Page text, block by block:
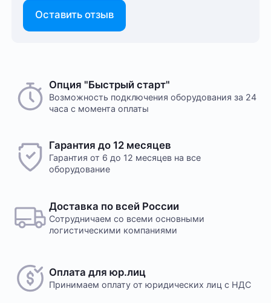
Оставить отзыв
Опция "Быстрый старт"
Возможность подключения оборудования за 24
часа с момента оплаты
Гарантия до 12 месяцев
Гарантия от 6 до 12 месяцев на все
оборудование
Доставка по всей России
Сотрудничаем со всеми основными
логистическими компаниями
Оплата для юр.лиц
Принимаем оплату от юридических лиц с НДС